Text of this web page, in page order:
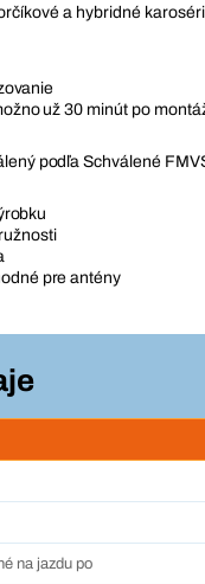
a hybridné
už 30 minút po
podľa Schválené
pre antény
na jazdu po